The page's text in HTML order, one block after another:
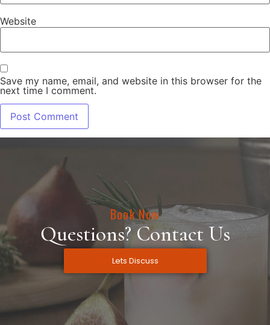
Website
Save my name, email, and website in this browser for the
next time I comment.
Book Now
Questions? Contact Us
Lets Discuss